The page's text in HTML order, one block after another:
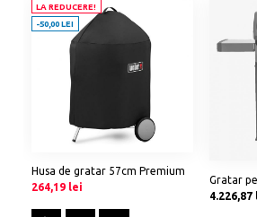
LA REDUCERE!
-50,00 LEI
Husa de gratar 57cm Premium
Preț
-50,00 lei
Preț
264,19 lei
Preț
4.226,87